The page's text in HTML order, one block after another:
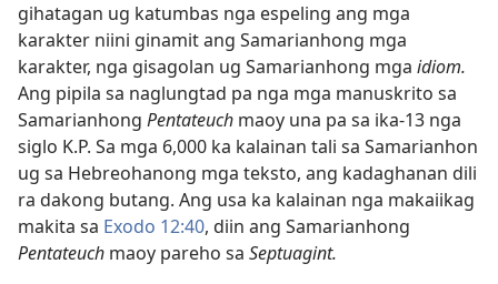
gihatagan ug katumbas nga espeling ang mga
karakter niini ginamit ang Samarianhong mga
karakter, nga gisagolan ug Samarianhong mga idiom.
Ang pipila sa naglungtad pa nga mga manuskrito sa
Samarianhong Pentateuch maoy una pa sa ika-13 nga
siglo K.P. Sa mga 6,000 ka kalainan tali sa Samarianhon
ug sa Hebreohanong mga teksto, ang kadaghanan dili
ra dakong butang. Ang usa ka kalainan nga makaiikag
makita sa Exodo 12:​40, diin ang Samarianhong
Pentateuch maoy pareho sa Septuagint.